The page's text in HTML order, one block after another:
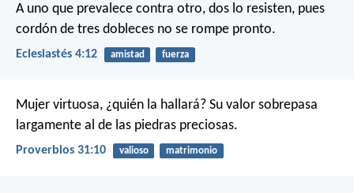
A uno que prevalece contra otro, dos lo resisten, pues
cordón de tres dobleces no se rompe pronto.
Eclesiastés 4:12 amistad fuerza
Mujer virtuosa, ¿quién la hallará? Su valor sobrepasa
largamente al de las piedras preciosas.
Proverbios 31:10 valioso matrimonio